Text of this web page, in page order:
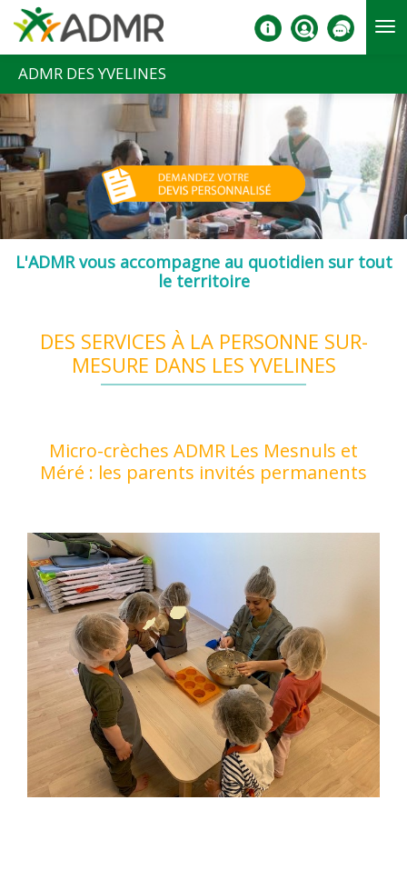
Aller au contenu principal
ADMR DES YVELINES
L'ADMR vous accompagne au quotidien sur tout
le territoire
DES SERVICES À LA PERSONNE SUR-
MESURE DANS LES YVELINES
Micro-crèches ADMR Les Mesnuls et
Méré : les parents invités permanents